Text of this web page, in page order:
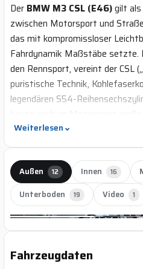
Der BMW M3 CSL (E46)gilt
zwischen Motorsport und
das mit kompromissloser
Fahrdynamik Maßstäbe setzte.
den Rennsport, vereint der CSL
puristische Technik,
legendären S54-
reduziertem Gewicht, speziell
einer messerscharfen
zum ultimativen fahraktiven M-
heute ein begehrtes
Im Gegensatz zum
der M3 CSL auf Leichtbau und
110 Kilogramm
Verglasung, leichtere Türen und
Innenausstattung verleihen ihm
Weiterlesen⌄
Außen 12 Innen 16
Unterboden 19 Video 1
Fahrzeugdaten